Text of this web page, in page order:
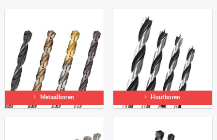
Metaalboren Houtboren